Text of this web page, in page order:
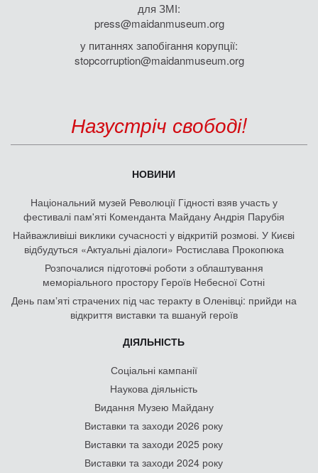
для ЗМІ:
press@maidanmuseum.org
у питаннях запобігання корупції:
stopcorruption@maidanmuseum.org
Назустріч свободі!
НОВИНИ
Національний музей Революції Гідності взяв участь у
фестивалі пам'яті Коменданта Майдану Андрія Парубія
Найважливіші виклики сучасності у відкритій розмові. У Києві
відбудуться «Актуальні діалоги» Ростислава Прокопюка
Розпочалися підготовчі роботи з облаштування
меморіального простору Героїв Небесної Сотні
День памʼяті страчених під час теракту в Оленівці: прийди на
відкриття виставки та вшануй героїв
ДІЯЛЬНІСТЬ
Соціальні кампанії
Наукова діяльність
Видання Музею Майдану
Виставки та заходи 2026 року
Виставки та заходи 2025 року
Виставки та заходи 2024 року